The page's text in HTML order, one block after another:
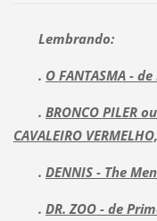
Lembrando:
. O FANTASMA -
. BRONCO PILER
CAVALEIRO
. DENNIS - The
. DR. ZOO - de